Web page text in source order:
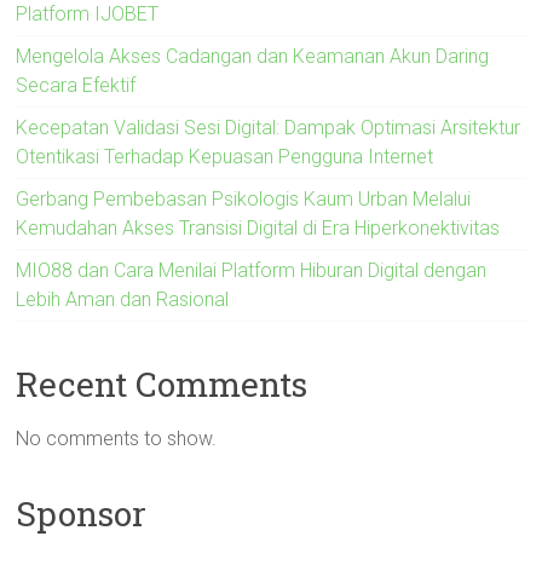
Platform IJOBET
Mengelola Akses Cadangan dan Keamanan Akun Daring
Secara Efektif
Kecepatan Validasi Sesi Digital: Dampak Optimasi Arsitektur
Otentikasi Terhadap Kepuasan Pengguna Internet
Gerbang Pembebasan Psikologis Kaum Urban Melalui
Kemudahan Akses Transisi Digital di Era Hiperkonektivitas
MIO88 dan Cara Menilai Platform Hiburan Digital dengan
Lebih Aman dan Rasional
Recent Comments
No comments to show.
Sponsor